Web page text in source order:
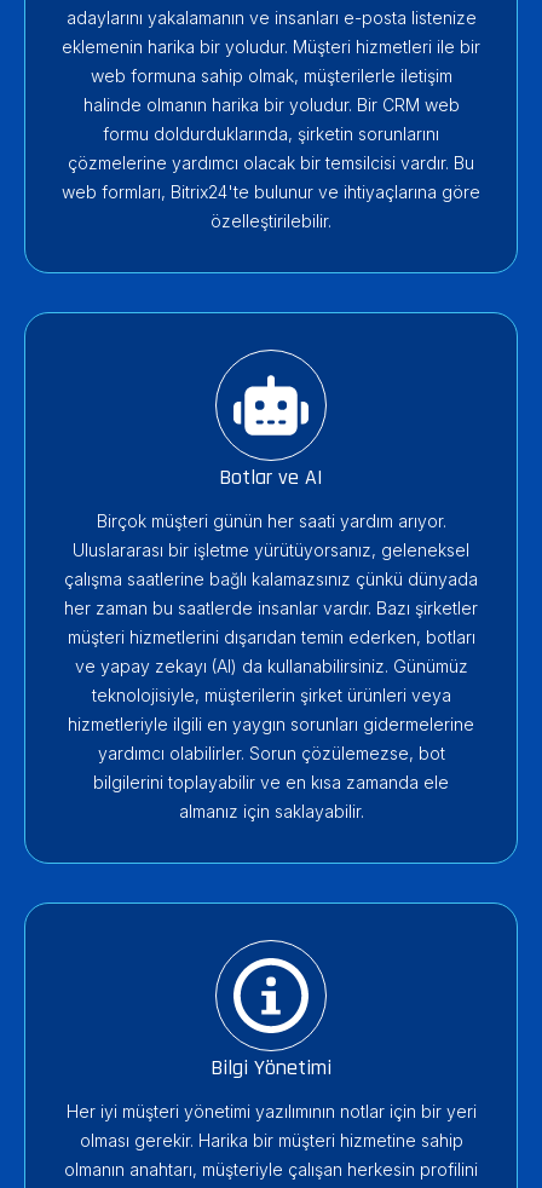
adaylarını yakalamanın ve insanları e-posta listenize
eklemenin harika bir yoludur. Müşteri hizmetleri ile bir
web formuna sahip olmak, müşterilerle iletişim
halinde olmanın harika bir yoludur. Bir CRM web
formu doldurduklarında, şirketin sorunlarını
çözmelerine yardımcı olacak bir temsilcisi vardır. Bu
web formları, Bitrix24'te bulunur ve ihtiyaçlarına göre
özelleştirilebilir.
Botlar ve AI
Birçok müşteri günün her saati yardım arıyor.
Uluslararası bir işletme yürütüyorsanız, geleneksel
çalışma saatlerine bağlı kalamazsınız çünkü dünyada
her zaman bu saatlerde insanlar vardır. Bazı şirketler
müşteri hizmetlerini dışarıdan temin ederken, botları
ve yapay zekayı (AI) da kullanabilirsiniz. Günümüz
teknolojisiyle, müşterilerin şirket ürünleri veya
hizmetleriyle ilgili en yaygın sorunları gidermelerine
yardımcı olabilirler. Sorun çözülemezse, bot
bilgilerini toplayabilir ve en kısa zamanda ele
almanız için saklayabilir.
Bilgi Yönetimi
Her iyi müşteri yönetimi yazılımının notlar için bir yeri
olması gerekir. Harika bir müşteri hizmetine sahip
olmanın anahtarı, müşteriyle çalışan herkesin profilini